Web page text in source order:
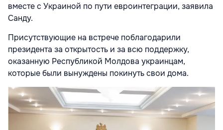
вместе с Украиной по пути евроинтеграции, заявила
Санду.
Присутствующие на встрече поблагодарили
президента за открытость и за всю поддержку,
оказанную Республикой Молдова украинцам,
которые были вынуждены покинуть свои дома.